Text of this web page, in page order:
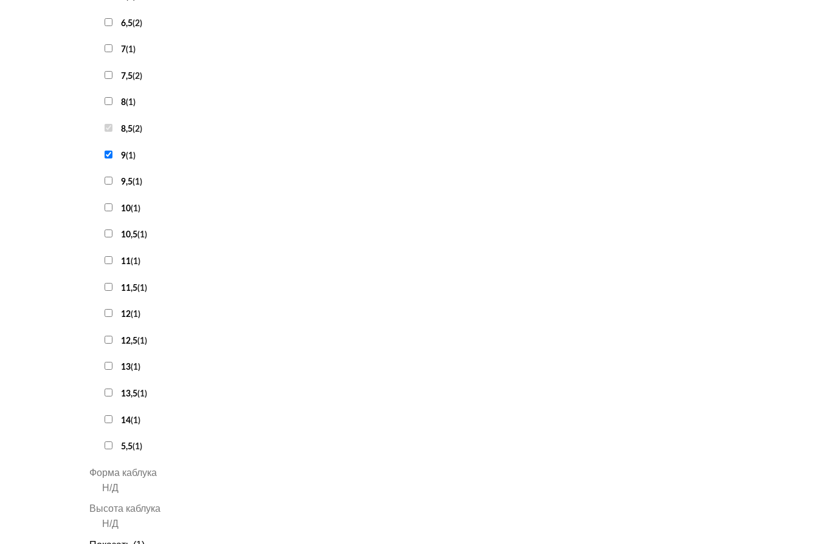
6,5(2)
7(1)
7,5(2)
8(1)
8,5(2)
9(1)
9,5(1)
10(1)
10,5(1)
11(1)
11,5(1)
12(1)
12,5(1)
13(1)
13,5(1)
14(1)
5,5(1)
Форма каблука
Н/Д
Высота каблука
Н/Д